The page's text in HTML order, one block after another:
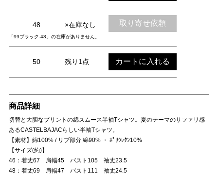
48 ×在庫なし 取り寄せ依頼
「99ブラック-48」の在庫がありません。
50 残り1点 カートに入れる
商品詳細
切替と大胆なプリントの綿スムース半袖Tシャツ。夏のテーマのサファリ感
あるCASTELBAJACらしい半袖Tシャツ。
【素材】綿100% / リブ部分 綿90% ・ ﾎﾟﾘｳﾚﾀﾝ10%
【サイズ(約)】
46：着丈67 肩幅45 バスト105 袖丈23.5
48：着丈69 肩幅47 バスト111 袖丈24.5